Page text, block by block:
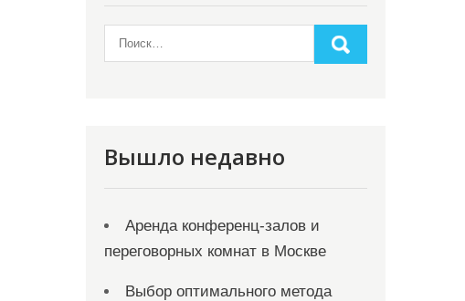
Вышло недавно
Аренда конференц-залов и
переговорных комнат в Москве
Выбор оптимального метода